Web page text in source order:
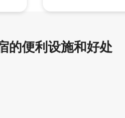
的便利设施和好处